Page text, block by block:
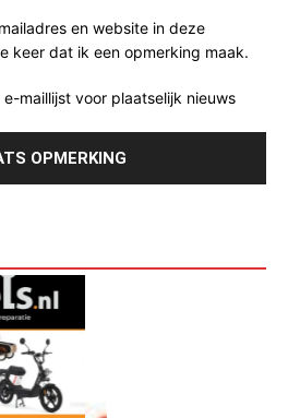
en website in deze
keer dat ik een opmerking maak.
maillijst voor plaatselijk nieuws